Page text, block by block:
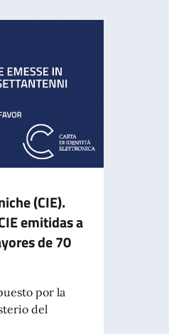
(CIE).
emitidas a
de 70
por la
del